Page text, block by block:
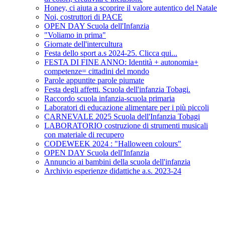
Honey, ci aiuta a scoprire il valore autentico del Natale
Noi, costruttori di PACE
OPEN DAY Scuola dell'Infanzia
"Voliamo in prima"
Giornate dell'intercultura
Festa dello sport a.s 2024-25. Clicca qui...
FESTA DI FINE ANNO: Identità + autonomia+
competenze= cittadini del mondo
Parole appuntite parole piumate
Festa degli affetti. Scuola dell'infanzia Tobagi.
Raccordo scuola infanzia-scuola primaria
Laboratori di educazione alimentare per i più piccoli
CARNEVALE 2025 Scuola dell'Infanzia Tobagi
LABORATORIO costruzione di strumenti musicali
con materiale di recupero
CODEWEEK 2024 : "Halloween colours"
OPEN DAY Scuola dell'Infanzia
Annuncio ai bambini della scuola dell'infanzia
Archivio esperienze didattiche a.s. 2023-24